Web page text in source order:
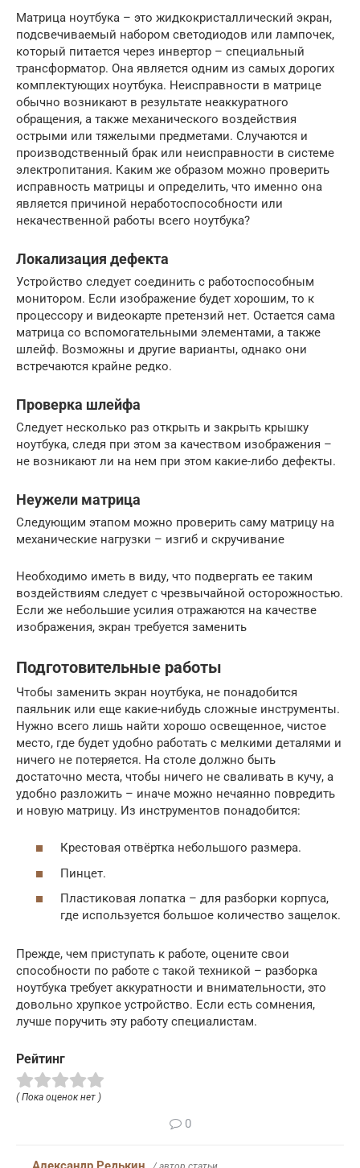
Матрица ноутбука – это жидкокристаллический экран,
подсвечиваемый набором светодиодов или лампочек,
который питается через инвертор – специальный
трансформатор. Она является одним из самых дорогих
комплектующих ноутбука. Неисправности в матрице
обычно возникают в результате неаккуратного
обращения, а также механического воздействия
острыми или тяжелыми предметами. Случаются и
производственный брак или неисправности в системе
электропитания. Каким же образом можно проверить
исправность матрицы и определить, что именно она
является причиной неработоспособности или
некачественной работы всего ноутбука?
Локализация дефекта
Устройство следует соединить с работоспособным
монитором. Если изображение будет хорошим, то к
процессору и видеокарте претензий нет. Остается сама
матрица со вспомогательными элементами, а также
шлейф. Возможны и другие варианты, однако они
встречаются крайне редко.
Проверка шлейфа
Следует несколько раз открыть и закрыть крышку
ноутбука, следя при этом за качеством изображения –
не возникают ли на нем при этом какие-либо дефекты.
Неужели матрица
Следующим этапом можно проверить саму матрицу на
механические нагрузки – изгиб и скручивание
Необходимо иметь в виду, что подвергать ее таким
воздействиям следует с чрезвычайной осторожностью.
Если же небольшие усилия отражаются на качестве
изображения, экран требуется заменить
Подготовительные работы
Чтобы заменить экран ноутбука, не понадобится
паяльник или еще какие-нибудь сложные инструменты.
Нужно всего лишь найти хорошо освещенное, чистое
место, где будет удобно работать с мелкими деталями и
ничего не потеряется. На столе должно быть
достаточно места, чтобы ничего не сваливать в кучу, а
удобно разложить – иначе можно нечаянно повредить
и новую матрицу. Из инструментов понадобится:
Крестовая отвёртка небольшого размера.
Пинцет.
Пластиковая лопатка – для разборки корпуса,
где используется большое количество защелок.
Прежде, чем приступать к работе, оцените свои
способности по работе с такой техникой – разборка
ноутбука требует аккуратности и внимательности, это
довольно хрупкое устройство. Если есть сомнения,
лучше поручить эту работу специалистам.
Рейтинг
( Пока оценок нет )
0